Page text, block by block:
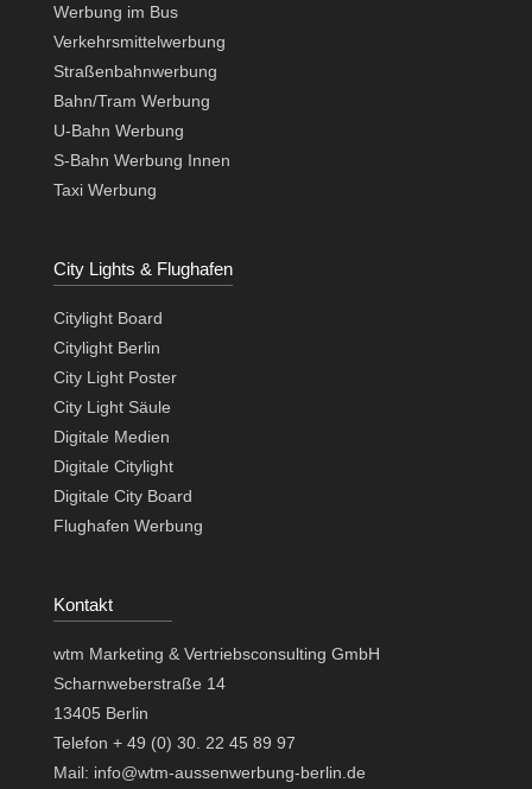
Werbung im Bus
Verkehrsmittelwerbung
Straßenbahnwerbung
Bahn/Tram Werbung
U-Bahn Werbung
S-Bahn Werbung Innen
Taxi Werbung
City Lights & Flughafen
Citylight Board
Citylight Berlin
City Light Poster
City Light Säule
Digitale Medien
Digitale Citylight
Digitale City Board
Flughafen Werbung
Kontakt
wtm Marketing & Vertriebsconsulting GmbH
Scharnweberstraße 14
13405 Berlin
Telefon + 49 (0) 30. 22 45 89 97
Mail: info@wtm-aussenwerbung-berlin.de